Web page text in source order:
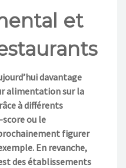
et
davantage
alimentationsur la
à différents
ou le
figurer
En revanche,
des établissements